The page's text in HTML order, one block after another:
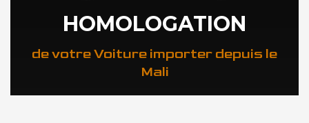
HOMOLOGATION
de votre Voiture importer depuis le
Mali